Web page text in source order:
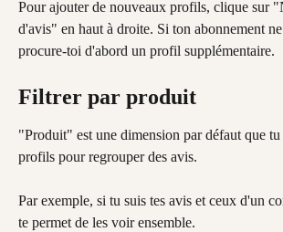
Pour ajouter de nouveaux profils, clique sur
d'avis" en haut à droite. Si ton abonnement
procure-toi d'abord un profil supplémentaire.
Filtrer par produit
"Produit" est une dimension par défaut que
profils pour regrouper des avis.
Par exemple, si tu suis tes avis et ceux d'un
te permet de les voir ensemble.